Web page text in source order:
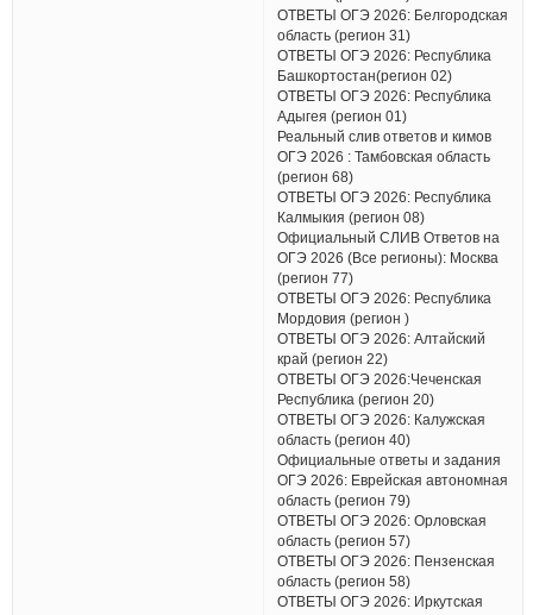
ОТВЕТЫ ОГЭ 2026: Белгородская
область (регион 31)
ОТВЕТЫ ОГЭ 2026: Республика
Башкортостан(регион 02)
ОТВЕТЫ ОГЭ 2026: Республика
Адыгея (регион 01)
Реальный слив ответов и кимов
ОГЭ 2026 : Тамбовская область
(регион 68)
ОТВЕТЫ ОГЭ 2026: Республика
Калмыкия (регион 08)
Официальный СЛИВ Ответов на
ОГЭ 2026 (Все регионы): Москва
(регион 77)
ОТВЕТЫ ОГЭ 2026: Республика
Мордовия (регион )
ОТВЕТЫ ОГЭ 2026: Алтайский
край (регион 22)
ОТВЕТЫ ОГЭ 2026:Чеченская
Республика (регион 20)
ОТВЕТЫ ОГЭ 2026: Калужская
область (регион 40)
Официальные ответы и задания
ОГЭ 2026: Еврейская автономная
область (регион 79)
ОТВЕТЫ ОГЭ 2026: Орловская
область (регион 57)
ОТВЕТЫ ОГЭ 2026: Пензенская
область (регион 58)
ОТВЕТЫ ОГЭ 2026: Иркутская